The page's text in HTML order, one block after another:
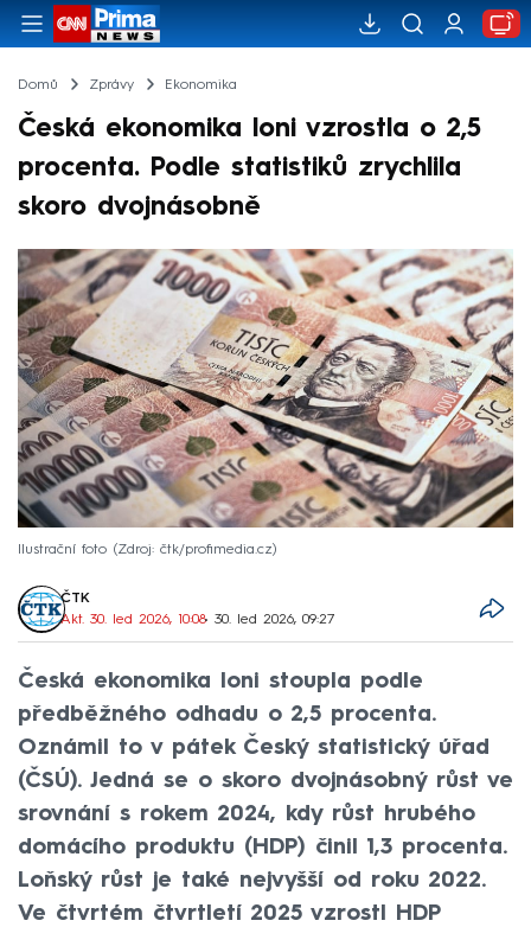
Domů Zprávy Ekonomika
Česká ekonomika loni vzrostla o 2,5
procenta. Podle statistiků zrychlila
skoro dvojnásobně
Ilustrační foto Zdroj: čtk/profimedia.cz
ČTK
Akt. 30. led 2026, 10:08• 30. led 2026, 09:27
Česká ekonomika loni stoupla podle
předběžného odhadu o 2,5 procenta.
Oznámil to v pátek Český statistický úřad
(ČSÚ). Jedná se o skoro dvojnásobný růst ve
srovnání s rokem 2024, kdy růst hrubého
domácího produktu (HDP) činil 1,3 procenta.
Loňský růst je také nejvyšší od roku 2022.
Ve čtvrtém čtvrtletí 2025 vzrostl HDP